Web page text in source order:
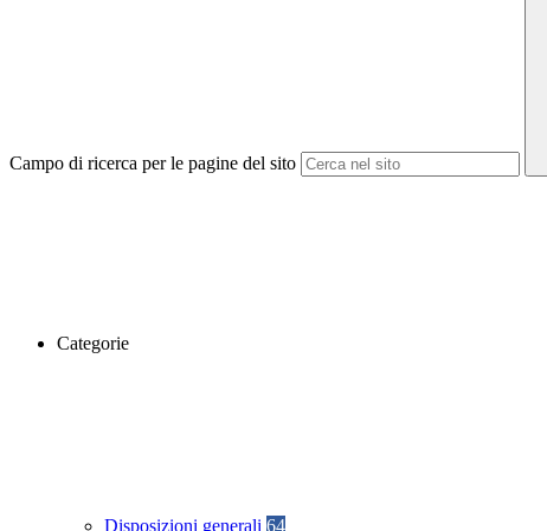
Campo di ricerca per le pagine del sito
Categorie
Disposizioni generali 64